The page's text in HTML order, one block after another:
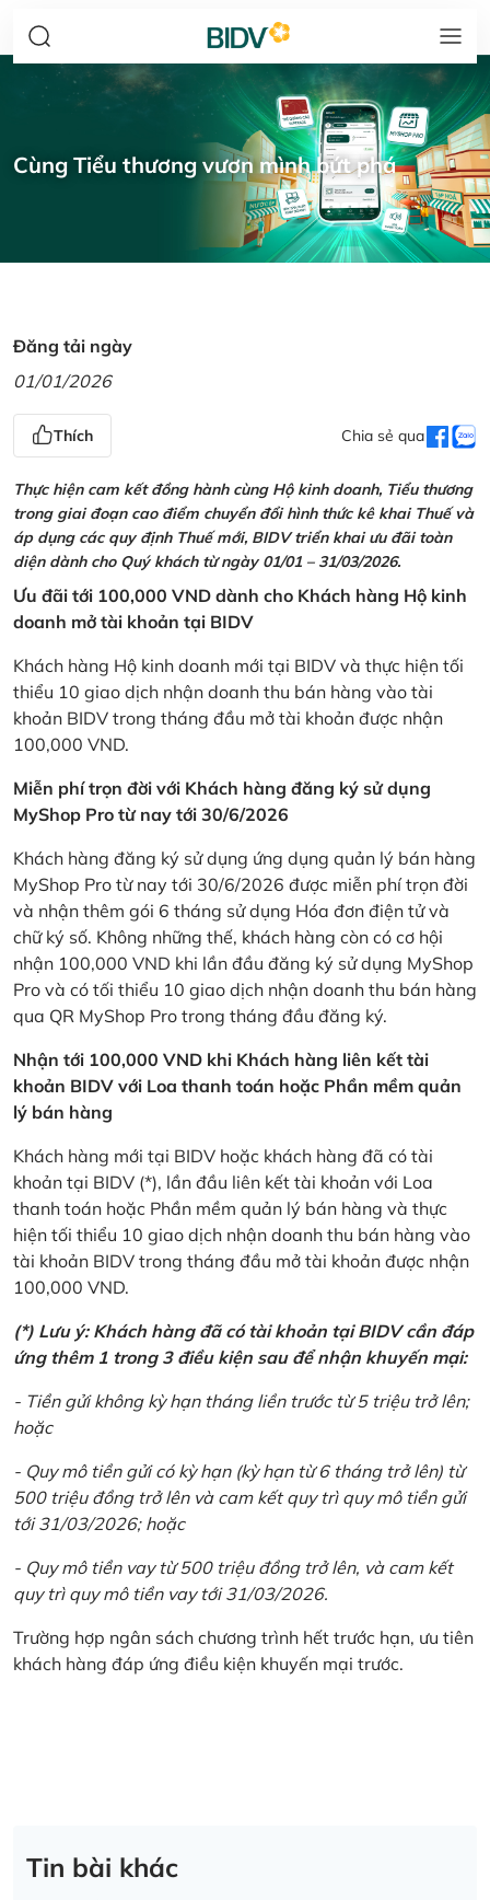
Cùng Tiểu thương vươn mình bứt phá
Đăng tải ngày
01/01/2026
Thích Chia sẻ qua
Thực hiện cam kết đồng hành cùng Hộ kinh doanh, Tiểu thương
trong giai đoạn cao điểm chuyển đổi hình thức kê khai Thuế và
áp dụng các quy định Thuế mới, BIDV triển khai ưu đãi toàn
diện dành cho Quý khách từ ngày 01/01 – 31/03/2026.
Ưu đãi tới 100,000 VND dành cho Khách hàng Hộ kinh
doanh mở tài khoản tại BIDV
Khách hàng Hộ kinh doanh mới tại BIDV và thực hiện tối
thiểu 10 giao dịch nhận doanh thu bán hàng vào tài
khoản BIDV trong tháng đầu mở tài khoản được nhận
100,000 VND.
Miễn phí trọn đời với Khách hàng đăng ký sử dụng
MyShop Pro từ nay tới 30/6/2026
Khách hàng đăng ký sử dụng ứng dụng quản lý bán hàng
MyShop Pro từ nay tới 30/6/2026 được miễn phí trọn đời
và nhận thêm gói 6 tháng sử dụng Hóa đơn điện tử và
chữ ký số. Không những thế, khách hàng còn có cơ hội
nhận 100,000 VND khi lần đầu đăng ký sử dụng MyShop
Pro và có tối thiểu 10 giao dịch nhận doanh thu bán hàng
qua QR MyShop Pro trong tháng đầu đăng ký.
Nhận tới 100,000 VND khi Khách hàng liên kết tài
khoản BIDV với Loa thanh toán hoặc Phần mềm quản
lý bán hàng
Khách hàng mới tại BIDV hoặc khách hàng đã có tài
khoản tại BIDV (*), lần đầu liên kết tài khoản với Loa
thanh toán hoặc Phần mềm quản lý bán hàng và thực
hiện tối thiểu 10 giao dịch nhận doanh thu bán hàng vào
tài khoản BIDV trong tháng đầu mở tài khoản được nhận
100,000 VND.
(*) Lưu ý: Khách hàng đã có tài khoản tại BIDV cần đáp
ứng thêm 1 trong 3 điều kiện sau để nhận khuyến mại:
- Tiền gửi không kỳ hạn tháng liền trước từ 5 triệu trở lên;
hoặc
- Quy mô tiền gửi có kỳ hạn (kỳ hạn từ 6 tháng trở lên) từ
500 triệu đồng trở lên và cam kết quy trì quy mô tiền gửi
tới 31/03/2026; hoặc
- Quy mô tiền vay từ 500 triệu đồng trở lên, và cam kết
quy trì quy mô tiền vay tới 31/03/2026.
Trường hợp ngân sách chương trình hết trước hạn, ưu tiên
khách hàng đáp ứng điều kiện khuyến mại trước.
Tin bài khác